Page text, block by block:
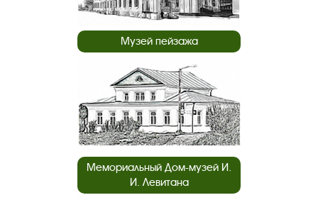
Музей пейзажа
Мемориальный Дом-музей И.
И. Левитана